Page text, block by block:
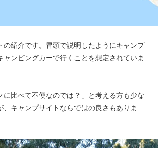
の紹介です。冒頭で説明したようにキャンプ
ンピングカーで行くことを想定されていま
に比べて不便なのでは？」と考える方も少な
、キャンプサイトならではの良さもありま